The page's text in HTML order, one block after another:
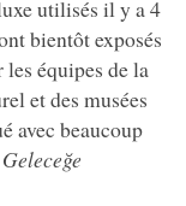
utilisés il y a 4
bientôt exposés
équipes de la
et des musées
avec beaucoup
Geleceğe